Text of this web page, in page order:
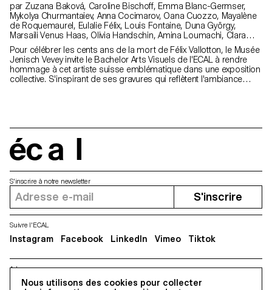
par Zuzana Baková, Caroline Bischoff, Emma Blanc-Germser,
Mykolya Churmantaiev, Anna Cocimarov, Oana Cuozzo, Mayalène
de Roquemaurel, Eulalie Félix, Louis Fontaine, Duna György,
Marsaili Venus Haas, Olivia Handschin, Amina Loumachi, Clara
Luna, Céleste Meylan, Diego Mühlematter, Paul Reachi, Baptiste
Schaerer, Charlie Schär, Jamie Soria, Nayla Younes
Pour célébrer les cents ans de la mort de Félix Vallotton, le Musée
Jenisch Vevey invite le Bachelor Arts Visuels de l'ECAL à rendre
hommage à cet artiste suisse emblématique dans une exposition
collective. S'inspirant de ses gravures qui reflètent l'ambiance
d’aujourd’hui.
Nous utilisons des cookies pour collecter
Adresse
5, avenue du Temple, CH-1020 Renens
S'inscrire à notre newsletter
S'inscrire
Suivre l'ECAL
Instagram Facebook LinkedIn Vimeo Tiktok